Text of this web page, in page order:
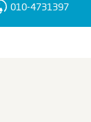
010-4731397